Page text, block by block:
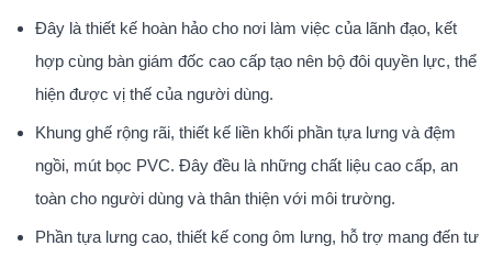
Đây là thiết kế hoàn hảo cho nơi làm việc của lãnh đạo, kết
hợp cùng bàn giám đốc cao cấp tạo nên bộ đôi quyền lực, thể
hiện được vị thế của người dùng.
Khung ghế rộng rãi, thiết kế liền khối phần tựa lưng và đệm
ngồi, mút bọc PVC. Đây đều là những chất liệu cao cấp, an
toàn cho người dùng và thân thiện với môi trường.
Phần tựa lưng cao, thiết kế cong ôm lưng, hỗ trợ mang đến tư